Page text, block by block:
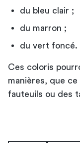
du bleu clair ;
du marron ;
du vert foncé.
Ces coloris
manières, que
fauteuils ou des